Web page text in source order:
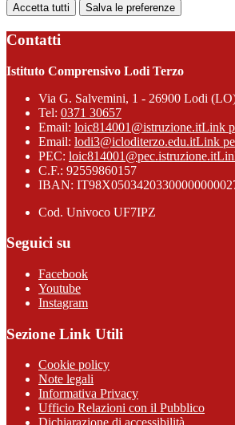
Accetta tutti Salva le preferenze
Contatti
Istituto Comprensivo Lodi Terzo
Via G. Salvemini, 1 - 26900 Lodi
Tel: 0371 30657
Email: loic814001@istruzione.itLink
Email: lodi3@icloditerzo.edu.itLink
PEC: loic814001@pec.istruzione.it
C.F.: 92559860157
IBAN:
Cod. Univoco UF7IPZ
Seguici su
Facebook
Youtube
Instagram
Sezione Link Utili
Cookie policy
Note legali
Informativa Privacy
Ufficio Relazioni con il Pubblico